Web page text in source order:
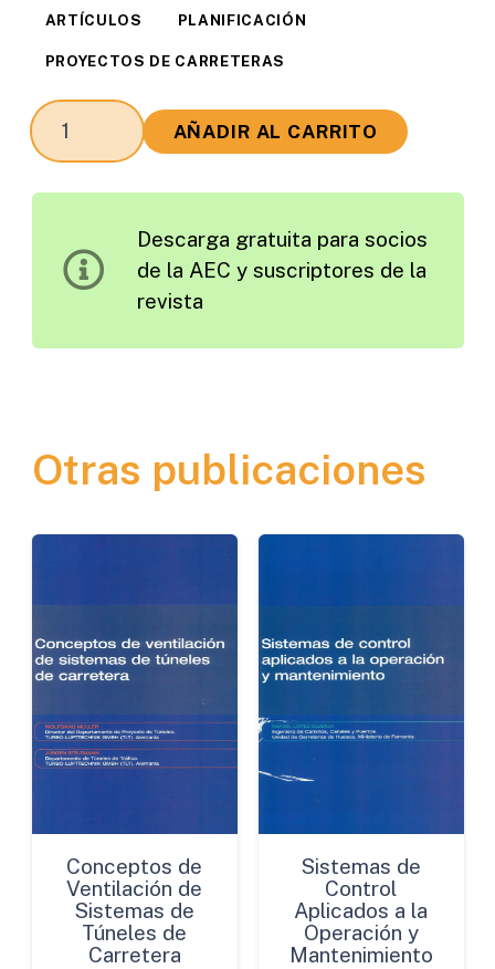
ARTÍCULOS PLANIFICACIÓN
PROYECTOS DE CARRETERAS
Aplicación
del
Organización
Dirección
de
en
Cuba
cantidad
AÑADIR AL CARRITO
Descarga gratuita para socios
de la AEC y suscriptores de la
revista
Otras publicaciones
Conceptos de
Ventilación de
Sistemas de
Túneles de
Carretera
Sistemas de
Control
Aplicados a la
Operación y
Mantenimiento